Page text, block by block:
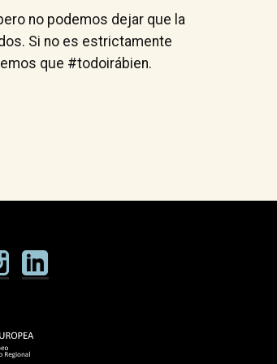
no podemos dejar que la
Si no es estrictamente
que #todoirábien.